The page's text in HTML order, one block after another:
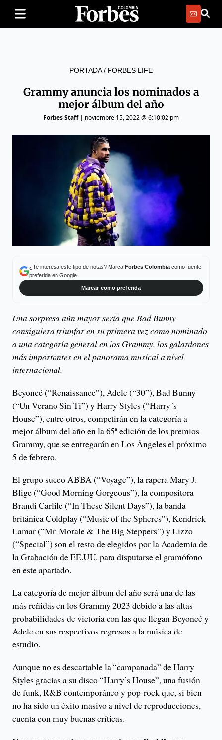
PORTADA/ FORBES LIFE
Grammy anuncia los nominados a
mejor álbum del año
Forbes Staff| noviembre 15, 2022 @ 6:10:02 pm
¿Te interesa este tipo de notas? Marca Forbes Colombiacomo fuente
preferida en Google.
Marcar como preferida
Una sorpresa aún mayor sería que Bad Bunny
consiguiera triunfar en su primera vez como nominado
a una categoría general en los Grammy, los galardones
más importantes en el panorama musical a nivel
internacional.
Beyoncé (“Renaissance”), Adele (“30”), Bad Bunny
(“Un Verano Sin Ti”) y Harry Styles (“Harry´s
House”), entre otros, competirán en la categoría a
mejor álbum del año en la 65ª edición de los premios
Grammy, que se entregarán en Los Ángeles el próximo
5 de febrero.
El grupo sueco ABBA (“Voyage”), la rapera Mary J.
Blige (“Good Morning Gorgeous”), la compositora
Brandi Carlile (“In These Silent Days”), la banda
británica Coldplay (“Music of the Spheres”), Kendrick
Lamar (“Mr. Morale & The Big Steppers”) y Lizzo
(“Special”) son el resto de elegidos por la Academia de
la Grabación de EE.UU. para disputarse el gramófono
en este apartado.
La categoría de mejor álbum del año será una de las
más reñidas en los Grammy 2023 debido a las altas
probabilidades de victoria con las que llegan Beyoncé y
Adele en sus respectivos regresos a la música de
estudio.
Aunque no es descartable la “campanada” de Harry
Styles gracias a su disco “Harry’s House”, una fusión
de funk, R&B contemporáneo y pop-rock que, si bien
no ha sido un éxito masivo a nivel de reproducciones,
cuenta con muy buenas críticas.